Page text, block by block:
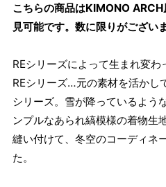
こちらの商品はKIMONO
見可能です。数に限りがござい
REシリーズによって生まれ変わ
REシリーズ…元の素材を活かし
シリーズ。雪が降っているよう
ンプルなあられ縞模様の着物生
縫い付けて、冬空のコーディネ
た。